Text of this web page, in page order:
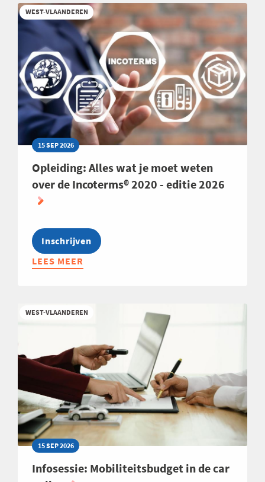
HIGHLIGHTS
2027
WEST-VLAANDEREN
15 SEP 2026
Opleiding: Alles wat je moet weten
over de Incoterms® 2020 - editie 2026
Inschrijven
LEES MEER
ABOUT
JE
OVER
INCOTERMS®
2020
-
EDITIE
2026
WEST-VLAANDEREN
15 SEP 2026
Infosessie: Mobiliteitsbudget in de car